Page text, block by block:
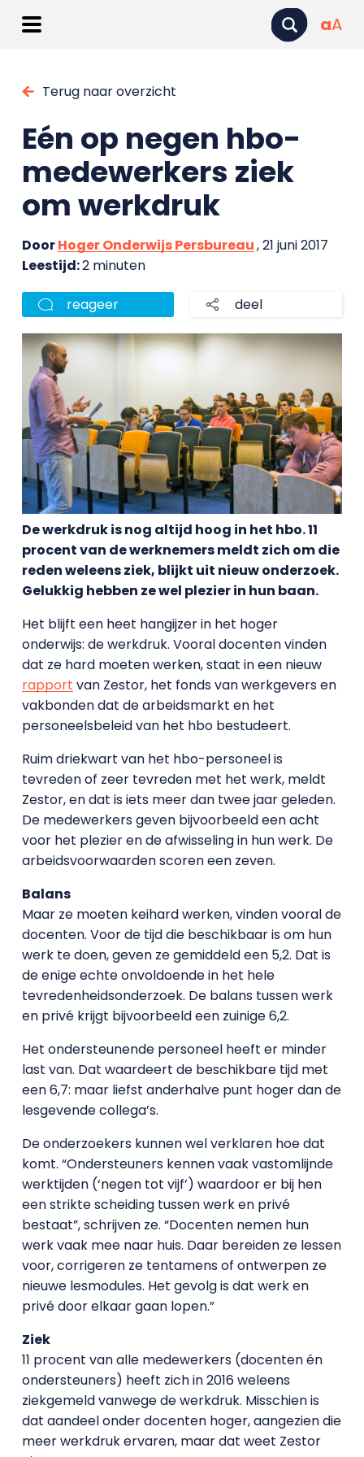
aA
Terug naar overzicht
Eén op negen hbo-
medewerkers ziek
om werkdruk
DoorHoger Onderwijs Persbureau, 21 juni 2017
Leestijd:2 minuten
reageer deel
De werkdruk is nog altijd hoog in het hbo. 11
procent van de werknemers meldt zich om die
reden weleens ziek, blijkt uit nieuw onderzoek.
Gelukkig hebben ze wel plezier in hun baan.
Het blijft een heet hangijzer in het hoger
onderwijs: de werkdruk. Vooral docenten vinden
dat ze hard moeten werken, staat in een nieuw
rapport van Zestor, het fonds van werkgevers en
vakbonden dat de arbeidsmarkt en het
personeelsbeleid van het hbo bestudeert.
Ruim driekwart van het hbo-personeel is
tevreden of zeer tevreden met het werk, meldt
Zestor, en dat is iets meer dan twee jaar geleden.
De medewerkers geven bijvoorbeeld een acht
voor het plezier en de afwisseling in hun werk. De
arbeidsvoorwaarden scoren een zeven.
Balans
Maar ze moeten keihard werken, vinden vooral de
docenten. Voor de tijd die beschikbaar is om hun
werk te doen, geven ze gemiddeld een 5,2. Dat is
de enige echte onvoldoende in het hele
tevredenheidsonderzoek. De balans tussen werk
en privé krijgt bijvoorbeeld een zuinige 6,2.
Het ondersteunende personeel heeft er minder
last van. Dat waardeert de beschikbare tijd met
een 6,7: maar liefst anderhalve punt hoger dan de
lesgevende collega’s.
De onderzoekers kunnen wel verklaren hoe dat
komt. “Ondersteuners kennen vaak vastomlijnde
werktijden (‘negen tot vijf’) waardoor er bij hen
een strikte scheiding tussen werk en privé
bestaat”, schrijven ze. “Docenten nemen hun
werk vaak mee naar huis. Daar bereiden ze lessen
voor, corrigeren ze tentamens of ontwerpen ze
nieuwe lesmodules. Het gevolg is dat werk en
privé door elkaar gaan lopen.”
Ziek
11 procent van alle medewerkers (docenten én
ondersteuners) heeft zich in 2016 weleens
ziekgemeld vanwege de werkdruk. Misschien is
dat aandeel onder docenten hoger, aangezien die
meer werkdruk ervaren, maar dat weet Zestor